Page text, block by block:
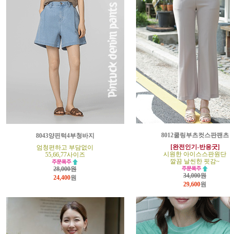
8043양핀턱4부청바지
엄청편하고 부담없이
55,66,77사이즈
28,000원
24,400원
8012쿨링부츠컷스판팬츠
[완전인기-반응굿]
시원한 아이스스판원단
깔끔 날씬한 핏감~
34,000원
29,600원